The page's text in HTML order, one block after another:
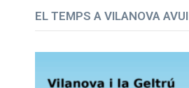
EL TEMPS A VILANOVA AVUI